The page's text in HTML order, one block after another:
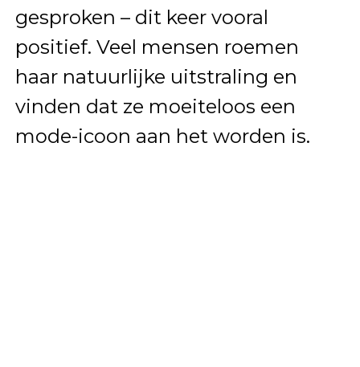
gesproken – dit keer vooral
positief. Veel mensen roemen
haar natuurlijke uitstraling en
vinden dat ze moeiteloos een
mode-icoon aan het worden is.